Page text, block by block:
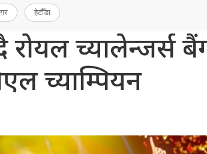
हेटौँडा
रोयल च्यालेन्जर्स
च्याम्पियन